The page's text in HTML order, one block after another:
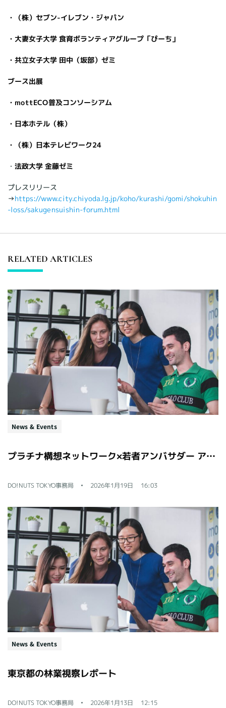
・（株）セブン-イレブン・ジャパン
・大妻女子大学 食育ボランティアグループ「ぴーち」
・共立女子大学 田中（坂部）ゼミ
ブース出展
・mottECO普及コンソーシアム
・日本ホテル（株）
・（株）日本テレビワーク24
・法政大学 金藤ゼミ
プレスリリース
→https://www.city.chiyoda.lg.jp/koho/kurashi/gomi/shokuhin
-loss/sakugensuishin-forum.html
RELATED ARTICLES
News & Events
プラチナ構想ネットワーク×若者アンバサダー アイデア提案会レポート
DO!NUTS TOKYO事務局 2026年1月19日 16:03
News & Events
東京都の林業視察レポート
DO!NUTS TOKYO事務局 2026年1月13日 12:15